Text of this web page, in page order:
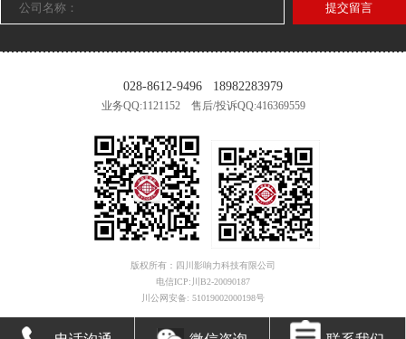
提交留言
028-8612-9496 18982283979
业务QQ:1121152 售后/投诉QQ:416369559
版权所有：四川影响力科技有限公司
电信ICP:川B2-20090187
川公网安备: 51019002000198号